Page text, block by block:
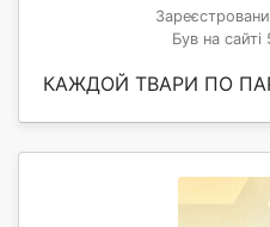
Був на
КАЖДОЙ ТВАРИ ПО